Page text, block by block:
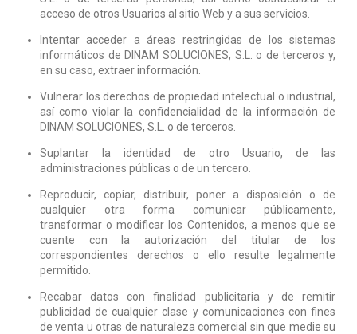
acceso de otros Usuarios al sitio Web y a sus servicios.
Intentar acceder a áreas restringidas de los sistemas
informáticos de DINAM SOLUCIONES, S.L. o de terceros y,
en su caso, extraer información.
Vulnerar los derechos de propiedad intelectual o industrial,
así como violar la confidencialidad de la información de
DINAM SOLUCIONES, S.L. o de terceros.
Suplantar la identidad de otro Usuario, de las
administraciones públicas o de un tercero.
Reproducir, copiar, distribuir, poner a disposición o de
cualquier otra forma comunicar públicamente,
transformar o modificar los Contenidos, a menos que se
cuente con la autorización del titular de los
correspondientes derechos o ello resulte legalmente
permitido.
Recabar datos con finalidad publicitaria y de remitir
publicidad de cualquier clase y comunicaciones con fines
de venta u otras de naturaleza comercial sin que medie su